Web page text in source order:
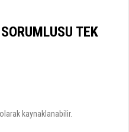
TEK
kaynaklanabilir.